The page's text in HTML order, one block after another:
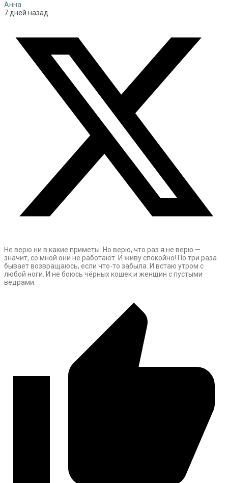
Анна
7 дней назад
Не верю ни в какие приметы. Но верю, что раз я не верю —
значит, со мной они не работают. И живу спокойно! По три раза
бывает возвращаюсь, если что-то забыла. И встаю утром с
любой ноги. И не боюсь чёрных кошек и женщин с пустыми
ведрами.